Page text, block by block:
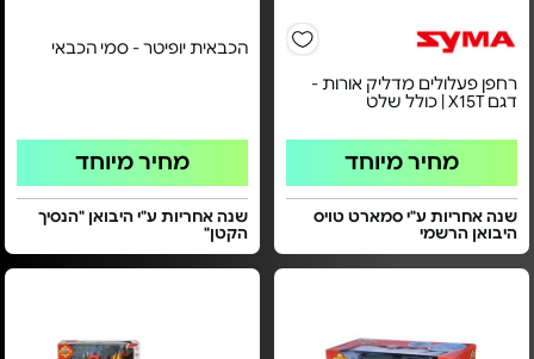
רחפן פעלולים מדליק אורות -
דגם X15T | כולל שלט
מחיר מיוחד
שנה אחריות ע"י סמארט טויס
היבואן הרשמי
הכבאית יופיטר - סמי הכבאי
מחיר מיוחד
שנה אחריות ע"י היבואן "הנסיך
הקטן"